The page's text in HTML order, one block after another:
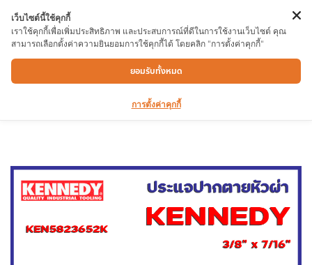
ประแจปากตายหัวผ่า KEN5823652K 3/8″ x
7/16″ A/F FLARE NU
เว็บไซต์นี้ใช้คุกกี้
เราใช้คุกกี้เพื่อเพิ่มประสิทธิภาพ และประสบการณ์ที่ดีในการใช้งานเว็บไซต์ คุณ
สามารถเลือกตั้งค่าความยินยอมการใช้คุกกี้ได้ โดยคลิก "การตั้งค่าคุกกี้"
ยอมรับทั้งหมด
การตั้งค่าคุกกี้